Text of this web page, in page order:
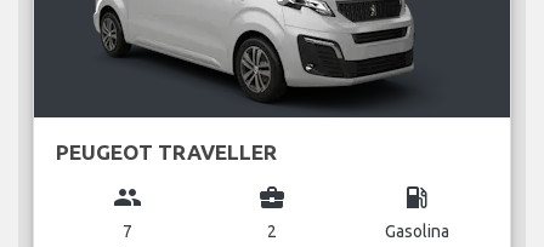
PEUGEOT TRAVELLER
group
7
business_center
2
local_gas_station
Gasolina